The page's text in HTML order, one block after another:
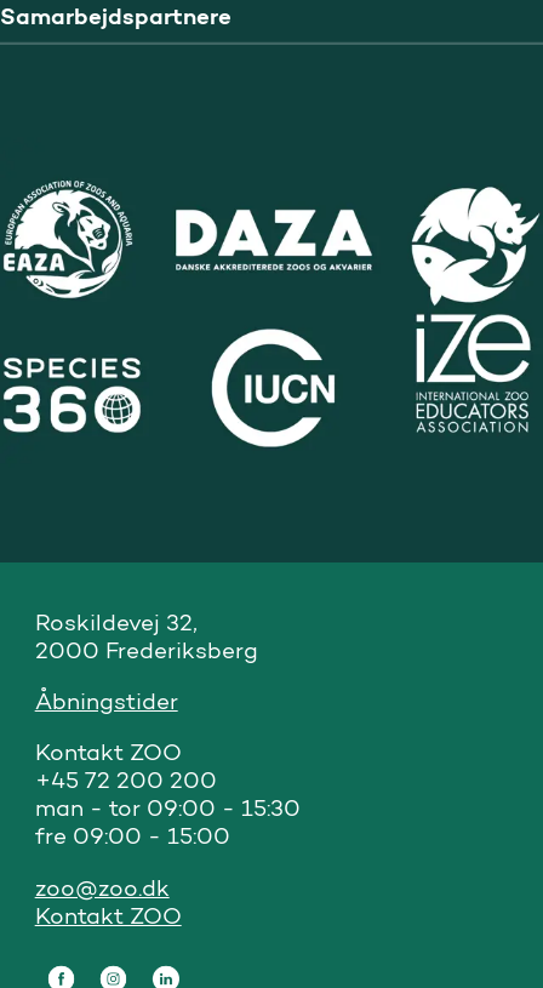
Samarbejdspartnere
Roskildevej 32,
2000 Frederiksberg
Åbningstider
Kontakt ZOO
+45 72 200 200
man - tor 09:00 - 15:30
fre 09:00 - 15:00
zoo@zoo.dk
Kontakt ZOO